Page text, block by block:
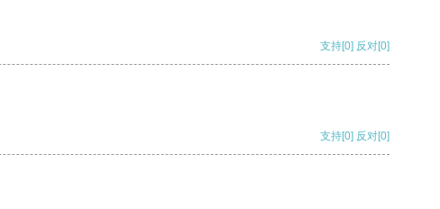
支持[0] 反对[0]
支持[0] 反对[0]